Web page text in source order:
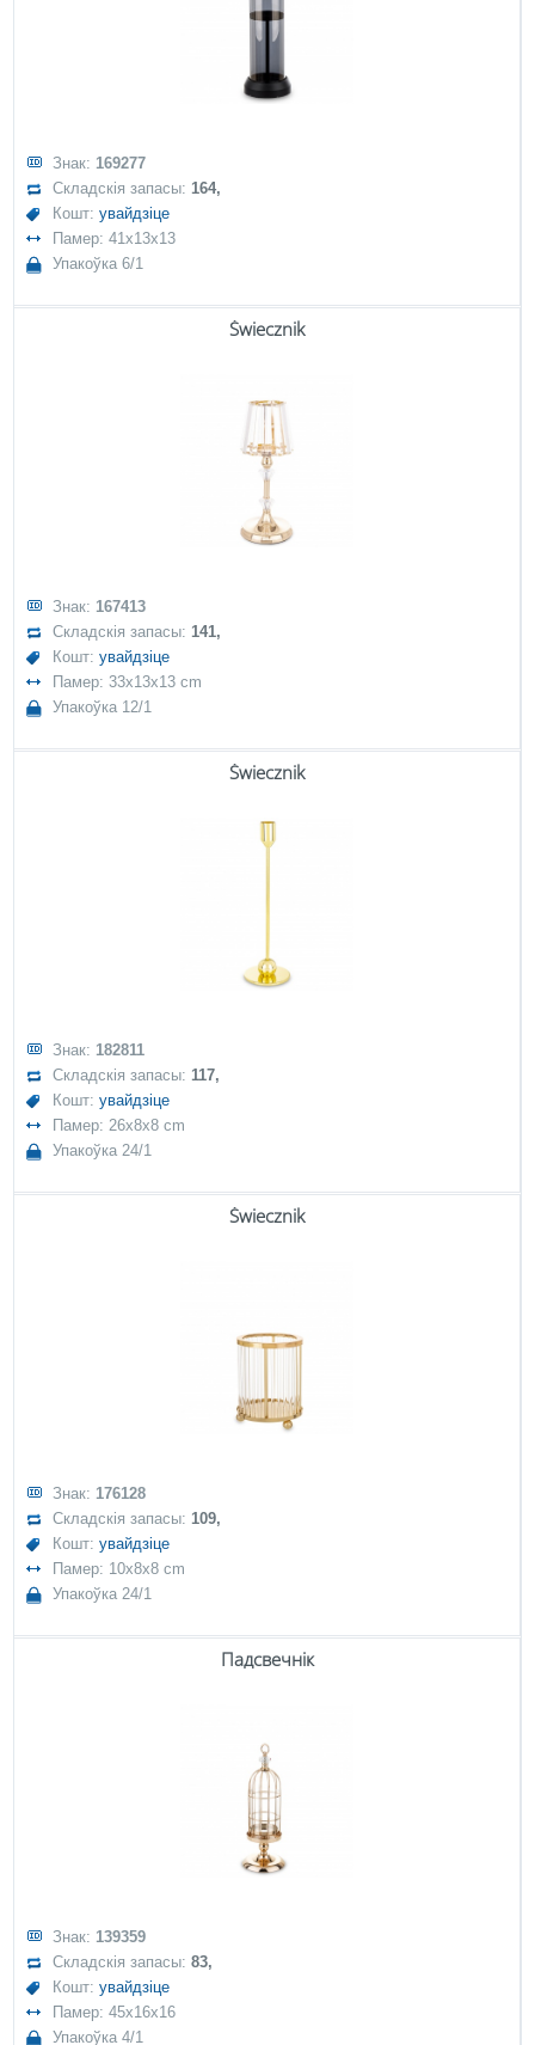
Знак: 169277
Складскія запасы:164,
Кошт:увайдзіце
Памер: 41x13x13
Упакоўка 6/1
Świecznik
Знак: 167413
Складскія запасы:141,
Кошт:увайдзіце
Памер: 33x13x13 cm
Упакоўка 12/1
Świecznik
Знак: 182811
Складскія запасы:117,
Кошт:увайдзіце
Памер: 26x8x8 cm
Упакоўка 24/1
Świecznik
Знак: 176128
Складскія запасы:109,
Кошт:увайдзіце
Памер: 10x8x8 cm
Упакоўка 24/1
Падсвечнік
Знак: 139359
Складскія запасы:83,
Кошт:увайдзіце
Памер: 45x16x16
Упакоўка 4/1